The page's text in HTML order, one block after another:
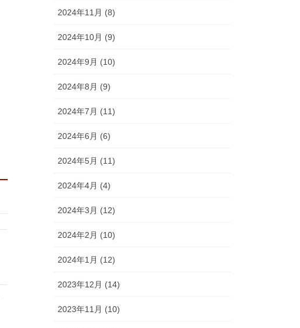
2024年11月 (8)
2024年10月 (9)
2024年9月 (10)
2024年8月 (9)
2024年7月 (11)
2024年6月 (6)
2024年5月 (11)
2024年4月 (4)
2024年3月 (12)
2024年2月 (10)
2024年1月 (12)
2023年12月 (14)
2023年11月 (10)